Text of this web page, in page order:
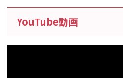
YouTube動画